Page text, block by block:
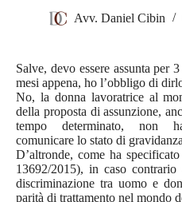
Avv. Daniel Cibin
Salve, devo essere assunta per
mesi appena, ho l’obbligo di
No, la donna lavoratrice al
della proposta di assunzione,
tempo determinato, non
comunicare lo stato di
D’altronde, come ha
13692/2015), in caso contrario
discriminazione tra uomo e
parità di trattamento nel mondo